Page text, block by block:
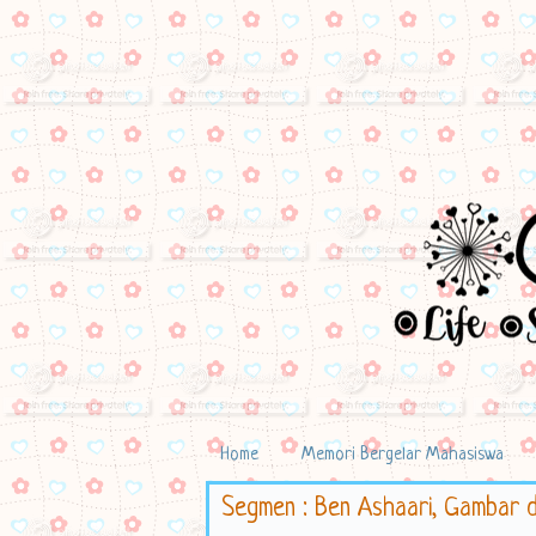
Home Memori Bergelar Mahasiswa
Segmen : Ben Ashaari, Gambar